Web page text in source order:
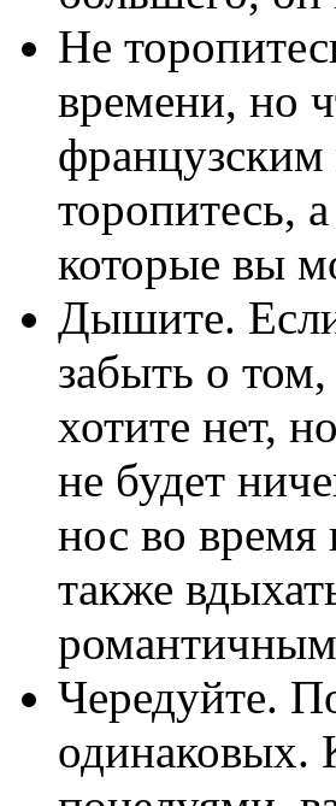
Не
времени, но
торопитесь,
которые вы
Дышите. Если
забыть о
хотите нет,
не будет
нос во время
также
романтичным
Чередуйте.
одинаковых.